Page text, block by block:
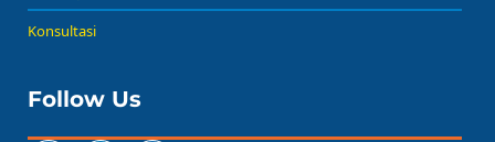
Konsultasi
Follow Us